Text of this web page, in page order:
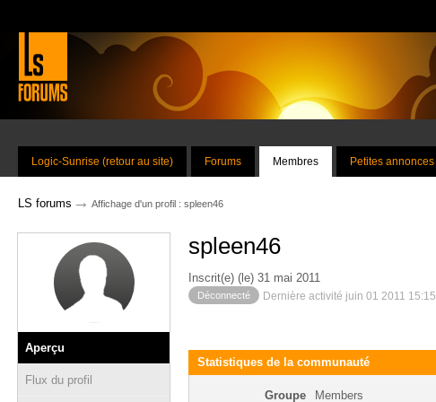
Logic-Sunrise (retour au site) Forums Membres Petites annonces
LS forums → Affichage d'un profil : spleen46
Aperçu
Flux du profil
spleen46
Inscrit(e) (le) 31 mai 2011
Déconnecté Dernière activité juin 01 2011 15:15
Statistiques de la communauté
Groupe Members